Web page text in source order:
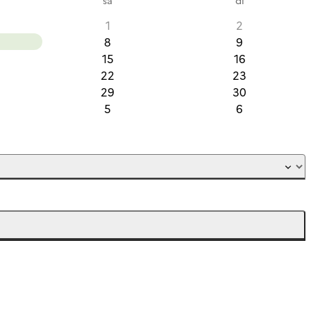
1
2
8
9
15
16
22
23
29
30
5 6